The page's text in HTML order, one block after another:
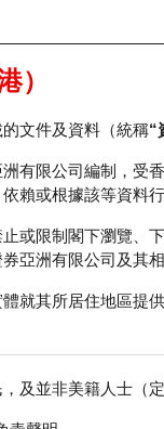
產品 輪證市場統計
）
文件及資料（統稱“
有限公司編制，受
賴或根據該等資料
或限制閣下瀏覽、
亞洲有限公司及其
就其所居住地區提
及並非美籍人士（
儀
比較
購 1888 建滔